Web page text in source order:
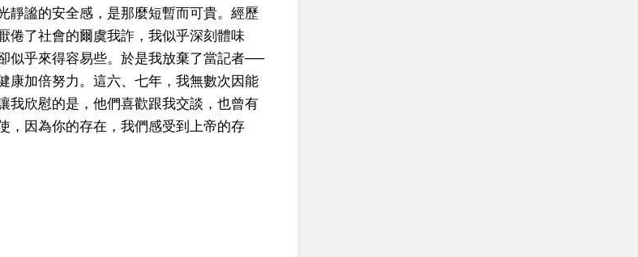
靜謐的安全感，是那麼短暫而可貴。經歷
倦了社會的爾虞我詐，我似乎深刻體味
似乎來得容易些。於是我放棄了當記者──
康加倍努力。這六、七年，我無數次因能
我欣慰的是，他們喜歡跟我交談，也曾有
，因為你的存在，我們感受到上帝的存